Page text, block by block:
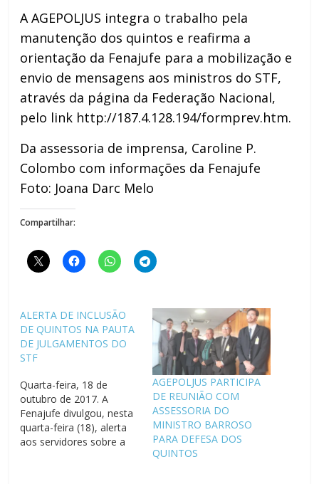
A AGEPOLJUS integra o trabalho pela
manutenção dos quintos e reafirma a
orientação da Fenajufe para a mobilização e
envio de mensagens aos ministros do STF,
através da página da Federação Nacional,
pelo link http://187.4.128.194/formprev.htm.
Da assessoria de imprensa, Caroline P.
Colombo com informações da Fenajufe
Foto: Joana Darc Melo
Compartilhar:
ALERTA DE INCLUSÃO
DE QUINTOS NA PAUTA
DE JULGAMENTOS DO
STF
Quarta-feira, 18 de
outubro de 2017. A
Fenajufe divulgou, nesta
quarta-feira (18), alerta
aos servidores sobre a
AGEPOLJUS PARTICIPA
DE REUNIÃO COM
ASSESSORIA DO
MINISTRO BARROSO
PARA DEFESA DOS
QUINTOS